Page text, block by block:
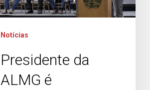
Notícias
Presidente da
ALMG é